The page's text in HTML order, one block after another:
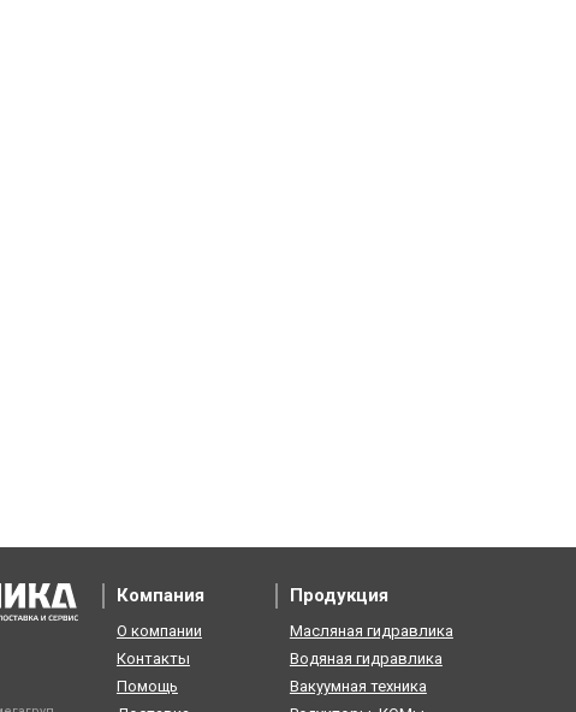
Компания
О компании
Контакты
Помощь
Продукция
Масляная гидравлика
Водяная гидравлика
Вакуумная техника